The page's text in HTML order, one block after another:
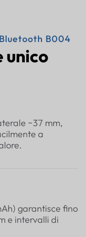
B004
unico
~37 mm,
a
garantisce fino
e intervalli di